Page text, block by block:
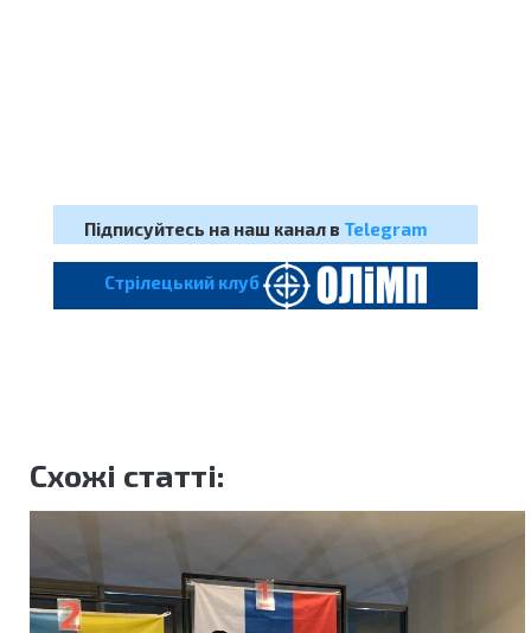
Підписуйтесь на наш канал в Telegram
Cтрілецький клуб
Схожі статті: